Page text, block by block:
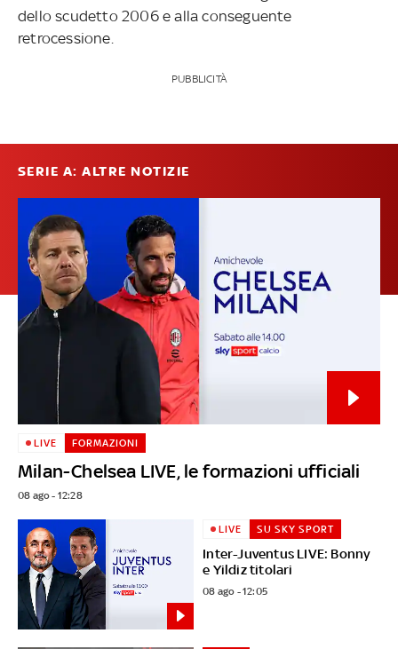
dello scudetto 2006 e alla conseguente
retrocessione.
PUBBLICITÀ
SERIE A: ALTRE NOTIZIE
Milan-Chelsea LIVE, le formazioni ufficiali
LIVE FORMAZIONI
08 ago - 12:28
Inter-Juventus LIVE: Bonny
e Yildiz titolari
LIVE SU SKY SPORT
08 ago - 12:05